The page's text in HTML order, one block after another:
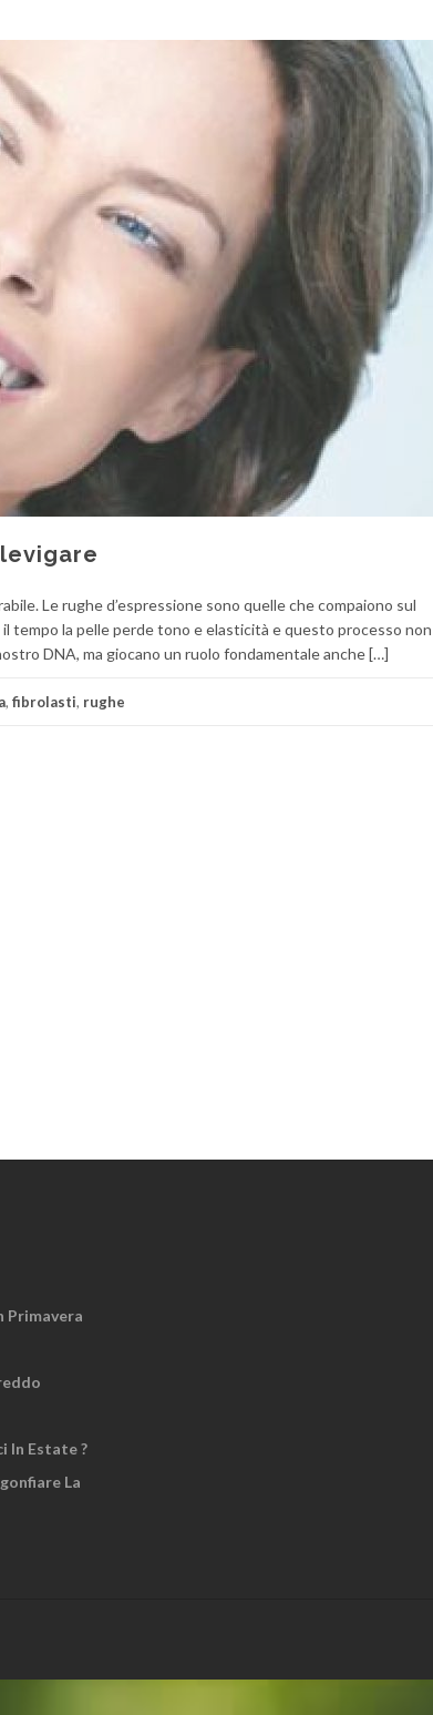
Le rughe d’espressione sono quelle che compaiono sul
tempo la pelle perde tono e elasticità e questo processo non
DNA, ma giocano un ruolo fondamentale anche […]
, fibrolasti, rughe
Primavera
In Estate ?
La